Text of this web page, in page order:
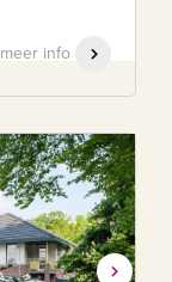
meer info